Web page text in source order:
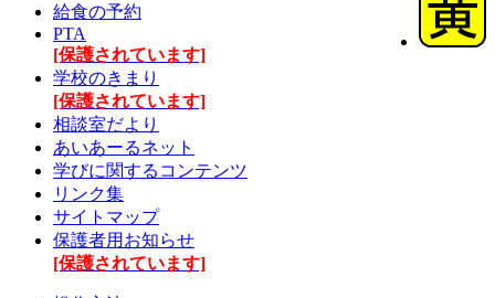
給食の予約
PTA
[保護されています]
学校のきまり
[保護されています]
相談室だより
あいあーるネット
学びに関するコンテンツ
リンク集
サイトマップ
保護者用お知らせ
[保護されています]